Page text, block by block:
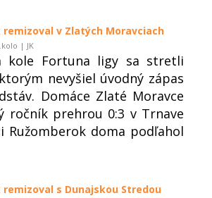
remizoval v Zlatých Moravciach
| JK
kole Fortuna ligy sa stretli
nevyšiel úvodný zápas
Domáce Zlaté Moravce
ročník prehrou 0:3 v Trnave
Ružomberok doma podľahol
remizoval s Dunajskou Stredou